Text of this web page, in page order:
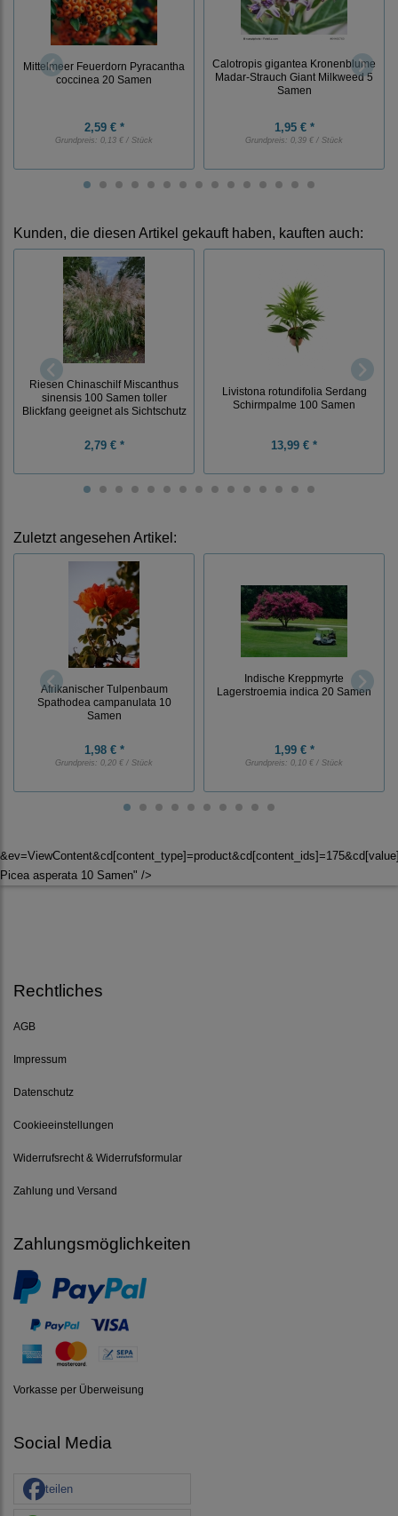
Mittelmeer Feuerdorn Pyracantha
coccinea 20 Samen
2,59 € *
Grundpreis: 0,13 € / Stück
Calotropis gigantea Kronenblume
Madar-Strauch Giant Milkweed 5
Samen
1,95 € *
Grundpreis: 0,39 € / Stück
Kunden, die diesen Artikel gekauft haben, kauften auch:
Riesen Chinaschilf Miscanthus
sinensis 100 Samen toller
Blickfang geeignet als Sichtschutz
2,79 € *
Livistona rotundifolia Serdang
Schirmpalme 100 Samen
13,99 € *
Zuletzt angesehen Artikel:
Afrikanischer Tulpenbaum
Spathodea campanulata 10
Samen
1,98 € *
Grundpreis: 0,20 € / Stück
Indische Kreppmyrte
Lagerstroemia indica 20 Samen
1,99 € *
Grundpreis: 0,10 € / Stück
Picea asperata 10 Samen" />
Rechtliches
AGB
Impressum
Datenschutz
Cookieeinstellungen
Widerrufsrecht & Widerrufsformular
Zahlung und Versand
Zahlungsmöglichkeiten
Vorkasse per Überweisung
Social Media
teilen